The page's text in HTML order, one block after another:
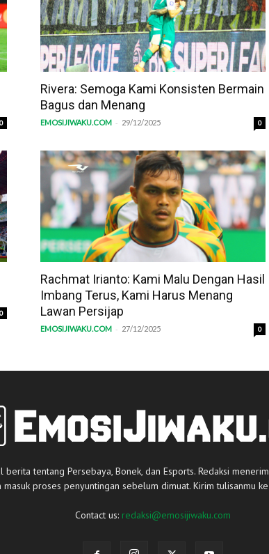
0
Rivera: Semoga Kami Konsisten Bermain
Bagus dan Menang
EMOSIJIWAKU.COM - 29/12/2025 0
0
Rachmat Irianto: Kami Malu Dengan Hasil
Imbang Terus, Kami Harus Menang
Lawan Persijap
EMOSIJIWAKU.COM - 27/12/2025 0
berita tentang Persebaya, Bonek, dan Esports. Redaksi
masuk proses penyuntingan sebelum dimuat. Kirim tulisanmu
Contact us: redaksi@emosijiwaku.com